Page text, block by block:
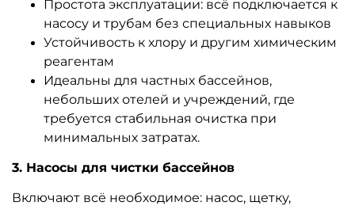
Простота эксплуатации: всё подключается к
насосу и трубам без специальных навыков
Устойчивость к хлору и другим химическим
реагентам
Идеальны для частных бассейнов,
небольших отелей и учреждений, где
требуется стабильная очистка при
минимальных затратах.
3. Насосы для чистки бассейнов
Включают всё необходимое: насос, щетку,